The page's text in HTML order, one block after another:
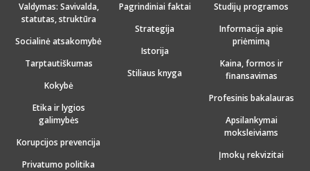
Valdymas: Savivalda,
statutas, struktūra
Socialinė atsakomybė
Tarptautiškumas
Kokybė
Etika ir lygios
galimybės
Korupcijos prevencija
Privatumo politika
Pagrindiniai faktai
Strategija
Istorija
Stiliaus knyga
Studijų programos
Informacija apie
priėmimą
Kaina, formos ir
finansavimas
Profesinis bakalauras
Apsilankymai
moksleiviams
Įmokų rekvizitai